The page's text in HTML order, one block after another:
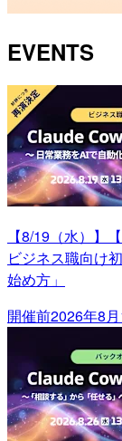
EVENTS
【8/19（水）】
ビジネス職向け
始め方」
開催前2026年8